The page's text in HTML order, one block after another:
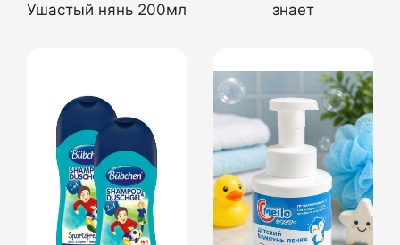
Ушастый нянь 200мл
знает